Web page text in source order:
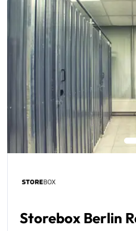
Storebox Berlin